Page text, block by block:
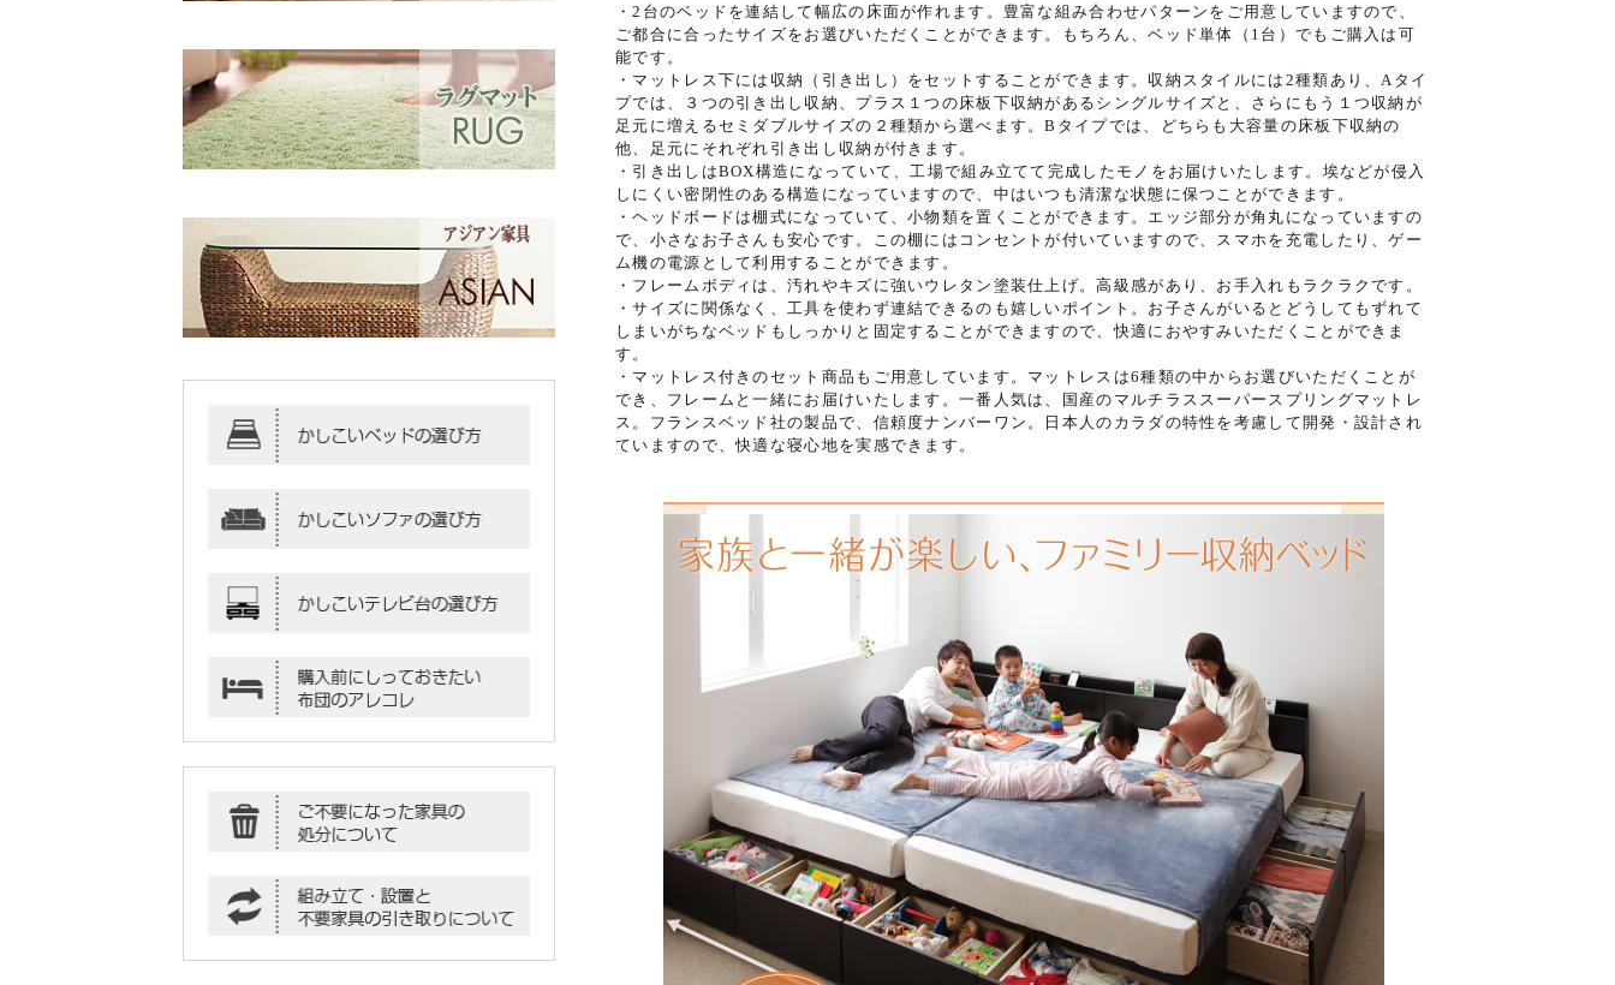
・2台のベッドを連結して幅広の床面が作れます。豊富な組み合わせパターンをご用意していますので、
ご都合に合ったサイズをお選びいただくことができます。もちろん、ベッド単体（1台）でもご購入は可
能です。
・マットレス下には収納（引き出し）をセットすることができます。収納スタイルには2種類あり、Aタイ
プでは、３つの引き出し収納、プラス１つの床板下収納があるシングルサイズと、さらにもう１つ収納が
足元に増えるセミダブルサイズの２種類から選べます。Bタイプでは、どちらも大容量の床板下収納の
他、足元にそれぞれ引き出し収納が付きます。
・引き出しはBOX構造になっていて、工場で組み立てて完成したモノをお届けいたします。埃などが侵入
しにくい密閉性のある構造になっていますので、中はいつも清潔な状態に保つことができます。
・ヘッドボードは棚式になっていて、小物類を置くことができます。エッジ部分が角丸になっていますの
で、小さなお子さんも安心です。この棚にはコンセントが付いていますので、スマホを充電したり、ゲー
ム機の電源として利用することができます。
・フレームボディは、汚れやキズに強いウレタン塗装仕上げ。高級感があり、お手入れもラクラクです。
・サイズに関係なく、工具を使わず連結できるのも嬉しいポイント。お子さんがいるとどうしてもずれて
しまいがちなベッドもしっかりと固定することができますので、快適におやすみいただくことができま
す。
・マットレス付きのセット商品もご用意しています。マットレスは6種類の中からお選びいただくことが
でき、フレームと一緒にお届けいたします。一番人気は、国産のマルチラススーパースプリングマットレ
ス。フランスベッド社の製品で、信頼度ナンバーワン。日本人のカラダの特性を考慮して開発・設計され
ていますので、快適な寝心地を実感できます。